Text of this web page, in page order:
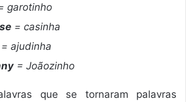
garotinho
= casinha
= ajudinha
= Joãozinho
que se tornaram palavras